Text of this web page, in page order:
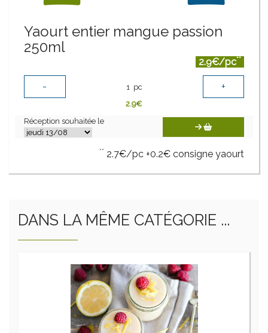
Yaourt entier mangue passion
250ml
2.9€/pc**
- 1 pc +
2.9€
Réception souhaitée le
** 2.7€/pc +0.2€ consigne yaourt
DANS LA MÊME CATÉGORIE ...